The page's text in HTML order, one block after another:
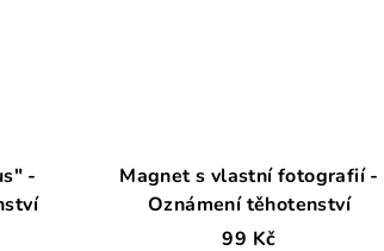
-
Magnet s vlastní fotografií -
Oznámení těhotenství
99 Kč